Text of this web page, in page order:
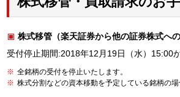
株式移管（楽天証券から他の証券株式へ
受付停止期間:2018年12月19日（水）15:00
全銘柄の受付を停止いたします。
株式分割などの資本移動を予定している銘柄の